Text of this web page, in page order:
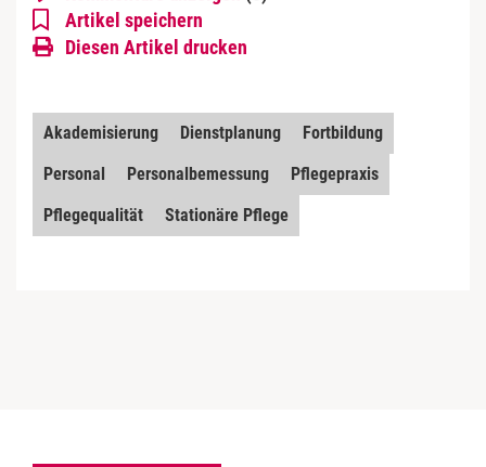
Artikel speichern
Diesen Artikel drucken
Akademisierung Dienstplanung
Fortbildung
Personal
Personalbemessung
Pflegepraxis
Pflegequalität
Stationäre Pflege